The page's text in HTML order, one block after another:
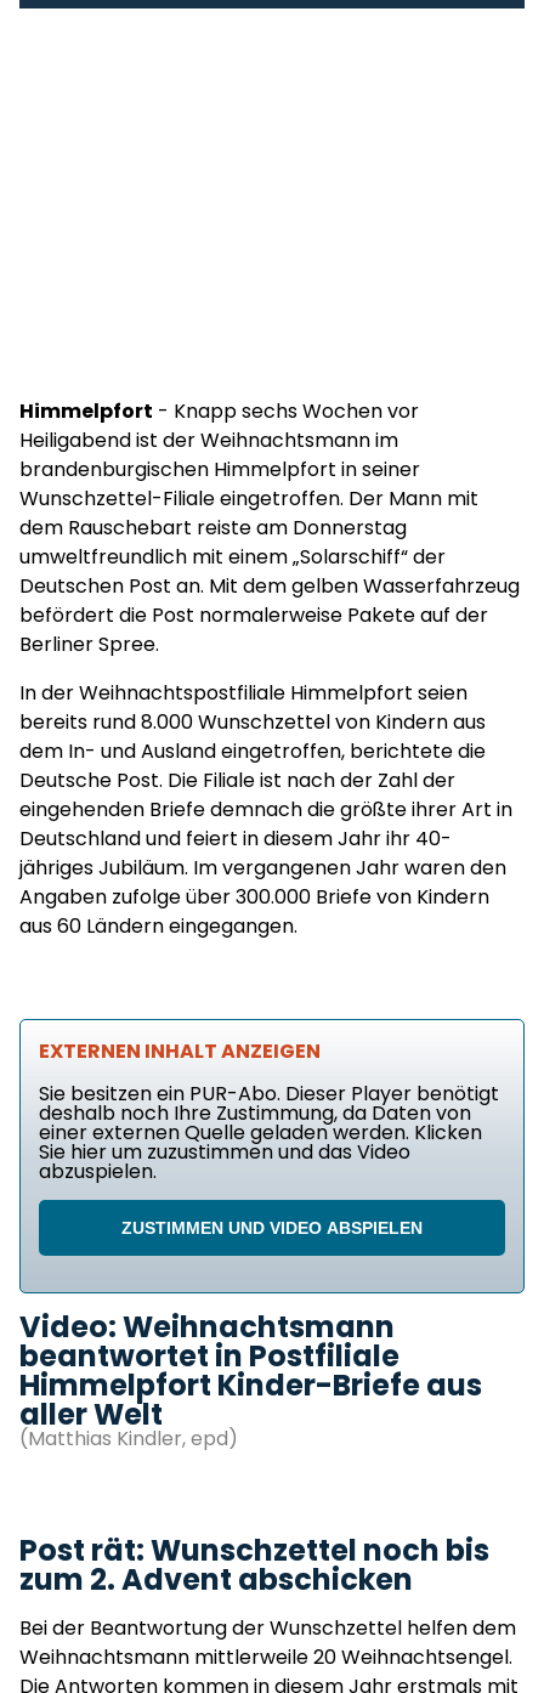
Himmelpfort - Knapp sechs Wochen vor
Heiligabend ist der Weihnachtsmann im
brandenburgischen Himmelpfort in seiner
Wunschzettel-Filiale eingetroffen. Der Mann mit
dem Rauschebart reiste am Donnerstag
umweltfreundlich mit einem „Solarschiff“ der
Deutschen Post an. Mit dem gelben Wasserfahrzeug
befördert die Post normalerweise Pakete auf der
Berliner Spree.
In der Weihnachtspostfiliale Himmelpfort seien
bereits rund 8.000 Wunschzettel von Kindern aus
dem In- und Ausland eingetroffen, berichtete die
Deutsche Post. Die Filiale ist nach der Zahl der
eingehenden Briefe demnach die größte ihrer Art in
Deutschland und feiert in diesem Jahr ihr 40-
jähriges Jubiläum. Im vergangenen Jahr waren den
Angaben zufolge über 300.000 Briefe von Kindern
aus 60 Ländern eingegangen.
EXTERNEN INHALT ANZEIGEN
Sie besitzen ein PUR-Abo. Dieser Player benötigt
deshalb noch Ihre Zustimmung, da Daten von
einer externen Quelle geladen werden. Klicken
Sie hier um zuzustimmen und das Video
abzuspielen.
ZUSTIMMEN UND VIDEO ABSPIELEN
Video: Weihnachtsmann
beantwortet in Postfiliale
Himmelpfort Kinder-Briefe aus
aller Welt
(Matthias Kindler, epd)
Post rät: Wunschzettel noch bis
zum 2. Advent abschicken
Bei der Beantwortung der Wunschzettel helfen dem
Weihnachtsmann mittlerweile 20 Weihnachtsengel.
Die Antworten kommen in diesem Jahr erstmals mit